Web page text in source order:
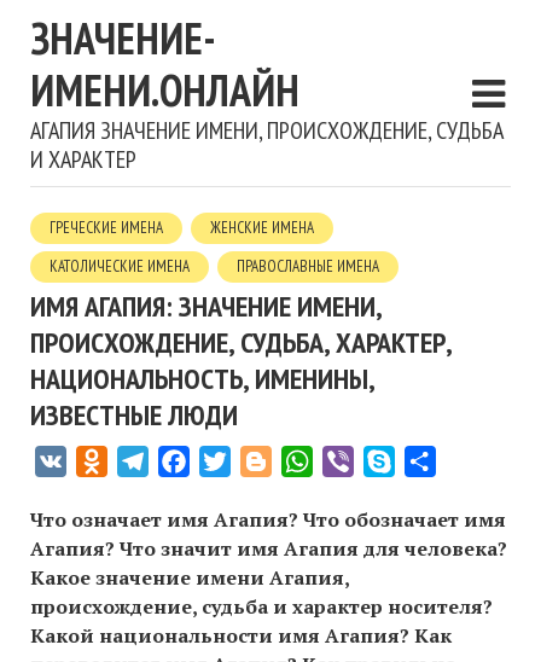
ЗНАЧЕНИЕ-
ИМЕНИ.ОНЛАЙН
АГАПИЯ ЗНАЧЕНИЕ ИМЕНИ, ПРОИСХОЖДЕНИЕ, СУДЬБА
И ХАРАКТЕР
ГРЕЧЕСКИЕ ИМЕНА
ЖЕНСКИЕ ИМЕНА
КАТОЛИЧЕСКИЕ ИМЕНА
ПРАВОСЛАВНЫЕ ИМЕНА
ИМЯ АГАПИЯ: ЗНАЧЕНИЕ ИМЕНИ,
ПРОИСХОЖДЕНИЕ, СУДЬБА, ХАРАКТЕР,
НАЦИОНАЛЬНОСТЬ, ИМЕНИНЫ,
ИЗВЕСТНЫЕ ЛЮДИ
VK Odnoklassniki
TelegramFacebookTwitterBloggerWhatsApp
Viber Skype
Что означает имя Агапия? Что обозначает имя
Агапия? Что значит имя Агапия для человека?
Какое значение имени Агапия,
происхождение, судьба и характер носителя?
Какой национальности имя Агапия? Как